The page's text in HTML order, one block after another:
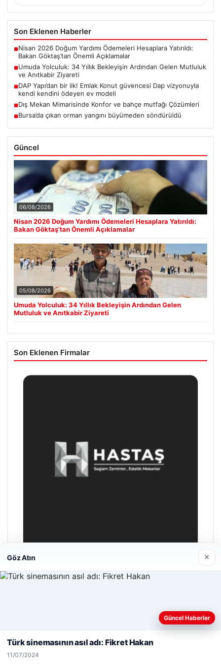
Son Eklenen Haberler
■Nisan 2026 Doğum Yardımı Ödemeleri Hesaplara Yatırıldı:
Bakan Göktaş’tan Önemli Açıklamalar
■Umuda Yolculuk: 34 Yıllık Bekleyişin Ardından Gelen Mutluluk
ve Anıtkabir Ziyareti
■DAP Yapı’dan bir ilk! Emlak Konut güvencesi Dap vizyonuyla
kendi kendini ödeyen ev modeli
■Dış Mekan Mimarisinde Konfor ve bahçe mutfağı Çözümleri
■Bursa’da çıkan orman yangını büyümeden söndürüldü
Güncel
06/08/2026
Nisan 2026 Doğum Yardımı Ödemeleri Hesaplara Yatırıldı:
Bakan Göktaş’tan Önemli Açıklamalar
05/08/2026
Umuda Yolculuk: 34 Yıllık Bekleyişin Ardından Gelen
Mutluluk ve Anıtkabir Ziyareti
Son Eklenen Firmalar
Hastaş Beton
26/05/2026
© 2026 Habersel – Güncel Haberler
Web sitemizi nasıl kullandığınızı daha iyi anlayabilmek,
deneyiminizi kişiselleştirmek ve geliştirmek amacıyla çerezler
Göz Atın ×
Güncel Haberler
Türk sinemasının asıl adı: Fikret Hakan
11/07/2024